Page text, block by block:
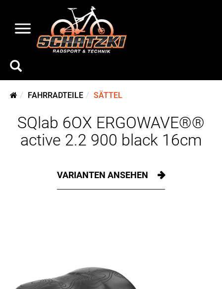
FAHRRADTEILE SÄTTEL
SQlab 6OX ERGOWAVE®®
active 2.2 900 black 16cm
VARIANTEN ANSEHEN